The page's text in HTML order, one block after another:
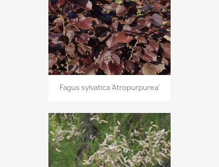
Fagus sylvatica 'Atropurpurea'